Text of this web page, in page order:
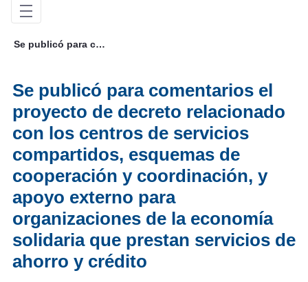
Se publicó para comentarios el proyecto de decreto relacionado con los centros de servicios compartidos, esquemas de cooperación y coordinación, y apoyo externo para organizaciones de la economía solidaria que prestan servicios de ahorro y crédito
Se publicó para comentarios el
proyecto de decreto relacionado
con los centros de servicios
compartidos, esquemas de
cooperación y coordinación, y
apoyo externo para
organizaciones de la economía
solidaria que prestan servicios de
ahorro y crédito